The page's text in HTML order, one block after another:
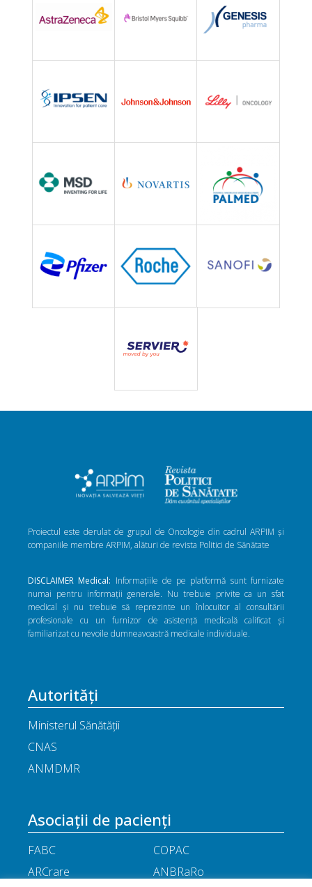
Proiectul este derulat de grupul de Oncologie din cadrul ARPIM și
companiile membre ARPIM, alături de revista Politici de Sănătate
DISCLAIMER Medical: Informațiile de pe platformă sunt furnizate
numai pentru informații generale. Nu trebuie privite ca un sfat
medical și nu trebuie să reprezinte un înlocuitor al consultării
profesionale cu un furnizor de asistență medicală calificat și
familiarizat cu nevoile dumneavoastră medicale individuale.
Autorități
Ministerul Sănătății
CNAS
ANMDMR
Asociații de pacienți
FABC
COPAC
ARCrare
ANBRaRo